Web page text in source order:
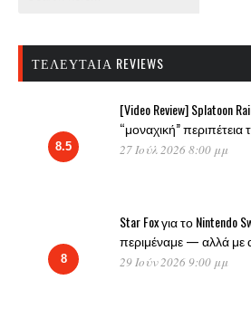
ΤΕΛΕΥΤΑΊΑ REVIEWS
8.5
[Video Review] Splatoon
“μοναχική” περιπέτεια
27 Ιούλ 2026 8:00 μμ
8
Star Fox για το
περιμέναμε — αλλά με
29 Ιούν 2026 9:00 μμ